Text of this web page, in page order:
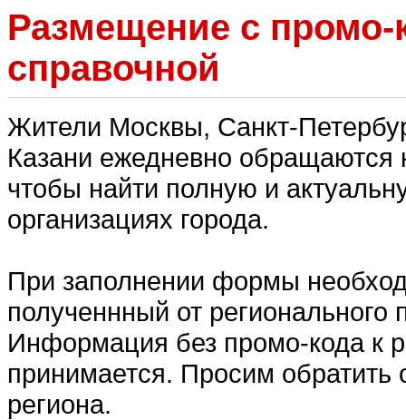
Размещение с
справочной
Жители Москвы, Санкт-
Казани ежедневно обращаются
чтобы найти полную и
организациях города.
При заполнении формы
полученнный от регионального
Информация без промо-кода к
принимается. Просим
региона.